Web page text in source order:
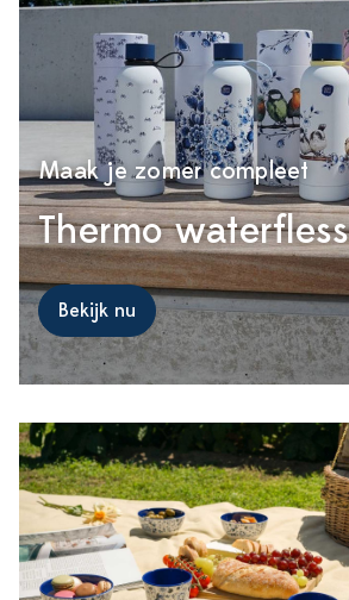
Maak je zomer compleet
Thermo
Bekijk nu